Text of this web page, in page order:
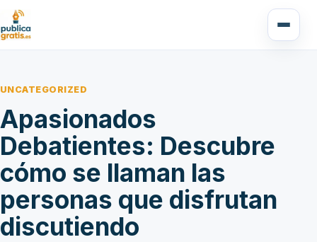
UNCATEGORIZED
Apasionados
Debatientes: Descubre
cómo se llaman las
personas que disfrutan
discutiendo